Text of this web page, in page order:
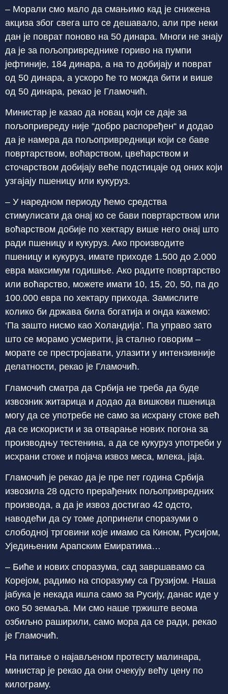
– Морали смо мало да смањимо кад је снижена
акциза због свега што се дешавало, али пре неки
дан је поврат поново на 50 динара. Многи не знају
да је за пољопривреднике гориво на пумпи
јефтиније, 184 динара, а на то добијају и поврат
од 50 динара, а ускоро ће то можда бити и више
од 50 динара, рекао је Гламочић.
Министар је казао да новац који се даје за
пољопривреду није “добро распоређен“ и додао
да је намера да пољопривредници који се баве
повртарством, воћарством, цвећарством и
сточарством добијају веће подстицаје од оних који
узгајају пшеницу или кукуруз.
– У наредном периоду ћемо средства
стимулисати да онај ко се бави повртарством или
воћарством добије по хектару више него онај што
ради пшеницу и кукуруз. Ако производите
пшеницу и кукуруз, имате приходе 1.500 до 2.000
евра максимум годишње. Ако радите повртарство
или воћарство, можете имати 10, 15, 20, 50, па до
100.000 евра по хектару прихода. Замислите
колико би држава била богатија и онда кажемо:
‘Па зашто нисмо као Холандија’. Па управо зато
што се морамо усмерити, ја стално говорим –
морате се престројавати, улазити у интензивније
делатности, рекао је Гламочић.
Гламочић сматра да Србија не треба да буде
извозник житарица и додао да вишкови пшеница
могу да се употребе не само за исхрану стоке већ
да се искористи и за отварање нових погона за
производњу тестенина, а да се кукуруз употреби у
исхрани стоке и појача извоз меса, млека, јаја.
Гламочић је рекао да је пре пет година Србија
извозила 28 одсто прерађених пољопривредних
производа, а да је извоз достигао 42 одсто,
наводећи да су томе допринели споразуми о
слободној трговини које имамо са Кином, Русијом,
Уједињеним Арапским Емиратима…
– Биће и нових споразума, сад завршавамо са
Корејом, радимо на споразуму са Грузијом. Наша
јабука је некада ишла само за Русију, данас иде у
око 50 земаља. Ми смо наше тржиште веома
озбиљно раширили, само мора да се ради, рекао
је Гламочић.
На питање о најављеном протесту малинара,
министар је рекао да они очекују већу цену по
килограму.